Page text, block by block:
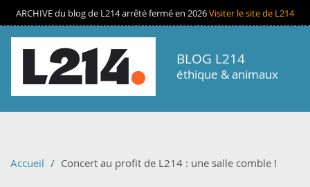
Aller au contenu principal
ARCHIVE du blog de L214 arrêté fermé en 2026Visiter le site de L214
BLOG L214
éthique & animaux
Accueil Concert au profit de L214 : une salle comble !